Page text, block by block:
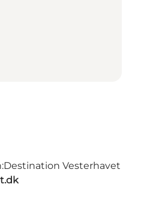
Destination Vesterhavet